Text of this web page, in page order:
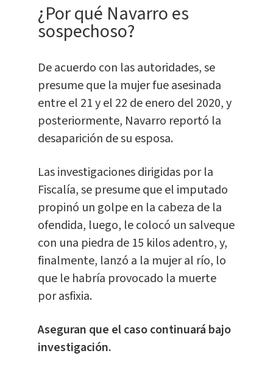
¿Por qué Navarro es
sospechoso?
De acuerdo con las autoridades, se
presume que la mujer fue asesinada
entre el 21 y el 22 de enero del 2020, y
posteriormente, Navarro reportó la
desaparición de su esposa.
Las investigaciones dirigidas por la
Fiscalía, se presume que el imputado
propinó un golpe en la cabeza de la
ofendida, luego, le colocó un salveque
con una piedra de 15 kilos adentro, y,
finalmente, lanzó a la mujer al río, lo
que le habría provocado la muerte
por asfixia.
Aseguran que el caso continuará bajo
investigación.